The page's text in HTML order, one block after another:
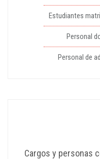
Estudiantes
Personal
Personal de
Cargos y personas